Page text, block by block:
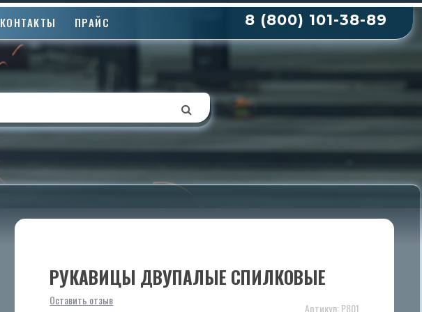
8 (800) 101-38-89
КОНТАКТЫ ПРАЙС
РУКАВИЦЫ ДВУПАЛЫЕ СПИЛКОВЫЕ
Оставить отзыв
Артикул:Р801